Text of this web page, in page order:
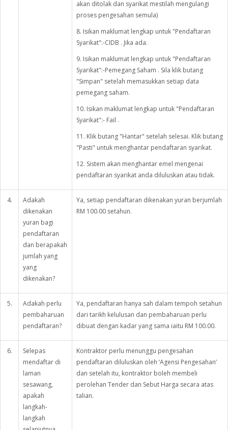
akan ditolak dan syarikat mestilah mengulangi
proses pengesahan semula)
8. Isikan maklumat lengkap untuk "Pendaftaran
Syarikat":-CIDB . Jika ada.
9. Isikan maklumat lengkap untuk "Pendaftaran
Syarikat":-Pemegang Saham . Sila klik butang
"Simpan" setelah memasukkan setiap data
pemegang saham.
10. Isikan maklumat lengkap untuk "Pendaftaran
Syarikat":- Fail .
11. Klik butang "Hantar" setelah selesai. Klik butang
"Pasti" untuk menghantar pendaftaran syarikat.
12. Sistem akan menghantar emel mengenai
pendaftaran syarikat anda diluluskan atau tidak.
4.
Adakah
dikenakan
yuran bagi
pendaftaran
dan berapakah
jumlah yang
yang
dikenakan?
Ya, setiap pendaftaran dikenakan yuran berjumlah
RM 100.00 setahun.
5.
Adakah perlu
pembaharuan
pendaftaran?
Ya, pendaftaran hanya sah dalam tempoh setahun
dari tarikh kelulusan dan pembaharuan perlu
dibuat dengan kadar yang sama iaitu RM 100.00.
6.
Selepas
mendaftar di
laman
sesawang,
apakah
langkah-
langkah
Kontraktor perlu menunggu pengesahan
pendaftaran diluluskan oleh ‘Agensi Pengesahan’
dan setelah itu, kontraktor boleh membeli
perolehan Tender dan Sebut Harga secara atas
talian.